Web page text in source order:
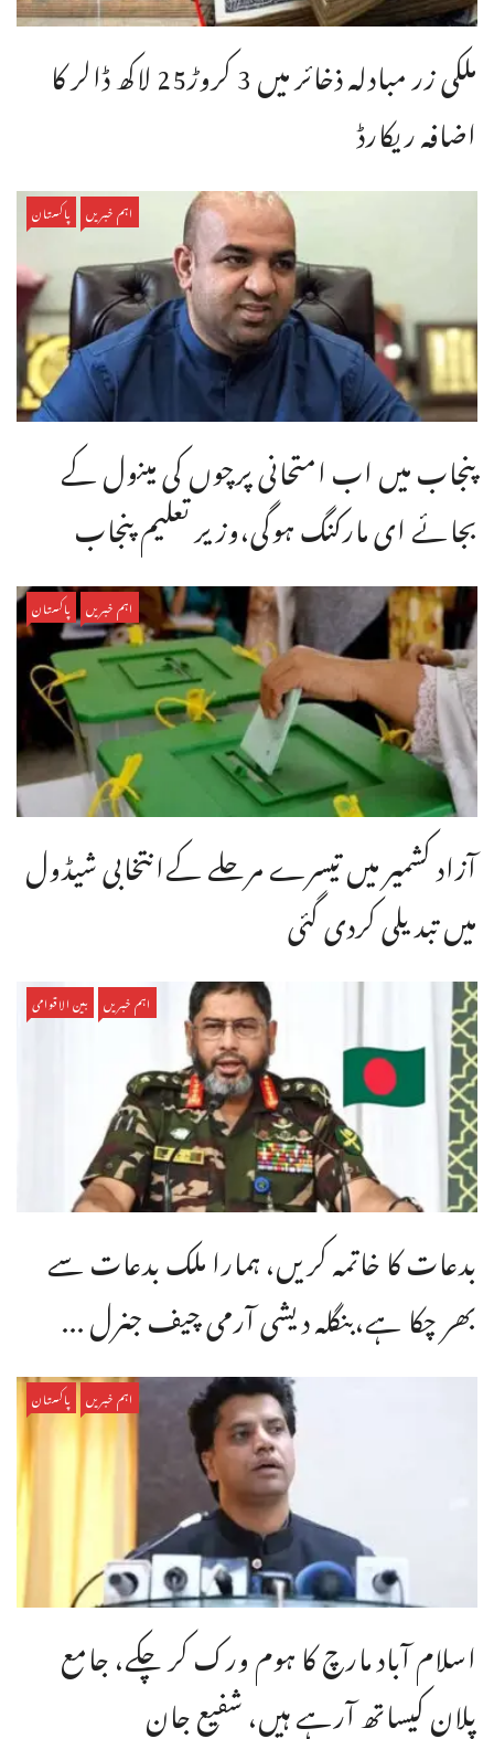
ملکی زر مبادلہ ذخائر میں 3 کروڑ25 لاکھ ڈالر کا
اضافہ ریکارڈ
اہم خبریں پاکستان
پنجاب میں اب امتحانی پرچوں کی مینول کے
بجائے ای مارکنگ ہوگی،وزیر تعلیم پنجاب
اہم خبریں پاکستان
آزاد کشمیر میں تیسرے مرحلے کےانتخابی شیڈول
میں تبدیلی کردی گئی
اہم خبریں بین الاقوامی
بدعات کا خاتمہ کریں، ہمارا ملک بدعات سے
بھر چکا ہے،بنگله دیشی آرمی چیف جنرل ...
اہم خبریں پاکستان
اسلام آباد مارچ کا ہوم ورک کر چکے، جامع
پلان کیساتھ آرہے ہیں، شفیع جان